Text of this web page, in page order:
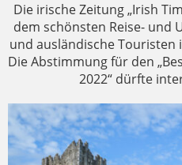
Die irische Zeitung „Irish
dem schönsten Reise- und
und ausländische Touristen
Die Abstimmung für den
2022“ dürfte